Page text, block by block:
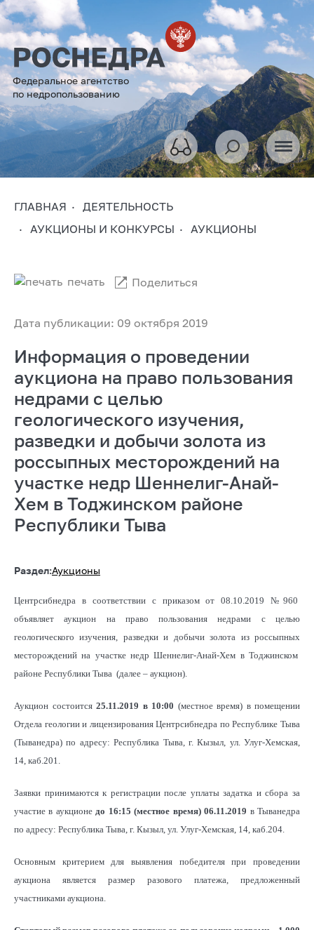
Федеральное агентство
по недропользованию
ГЛАВНАЯ
ДЕЯТЕЛЬНОСТЬ
АУКЦИОНЫ И КОНКУРСЫ
АУКЦИОНЫ
Дата публикации: 09 октября 2019
печать Поделиться
Информация о проведении
аукциона на право пользования
недрами с целью
геологического изучения,
разведки и добычи золота из
россыпных месторождений на
участке недр Шеннелиг-Анай-
Хем в Тоджинском районе
Республики Тыва
Раздел:Аукционы
Центрсибнедра в соответствии с приказом от 08.10.2019 №960
объявляет аукцион на право пользования недрами с целью
геологического изучения, разведки и добычи золота из россыпных
месторождений на участке недр Шеннелиг-Анай-Хем в Тоджинском
районе Республики Тыва (далее – аукцион).
Аукцион состоится 25.11.2019 в 10:00 (местное время) в помещении
Отдела геологии и лицензирования Центрсибнедра по Республике Тыва
(Тыванедра) по адресу: Республика Тыва, г. Кызыл, ул. Улуг-Хемская,
14, каб.201.
Заявки принимаются к регистрации после уплаты задатка и сбора за
участие в аукционе до 16:15 (местное время) 06.11.2019 в Тыванедра
по адресу: Республика Тыва, г. Кызыл, ул. Улуг-Хемская, 14, каб.204.
Основным критерием для выявления победителя при проведении
аукциона является размер разового платежа, предложенный
участниками аукциона.